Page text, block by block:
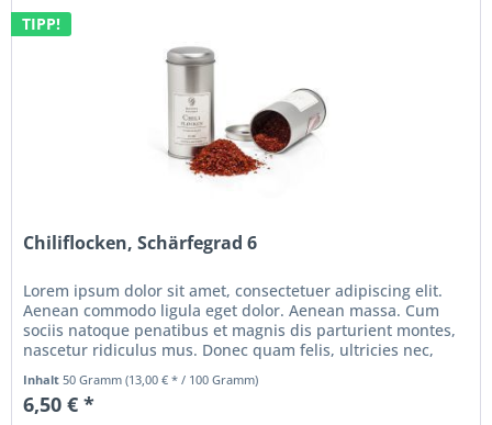
TIPP!
Chiliflocken, Schärfegrad 6
Lorem ipsum dolor sit amet, consectetuer adipiscing elit.
Aenean commodo ligula eget dolor. Aenean massa. Cum
sociis natoque penatibus et magnis dis parturient montes,
nascetur ridiculus mus. Donec quam felis, ultricies nec,
Inhalt50 Gramm(13,00 € * / 100 Gramm)
6,50 € *